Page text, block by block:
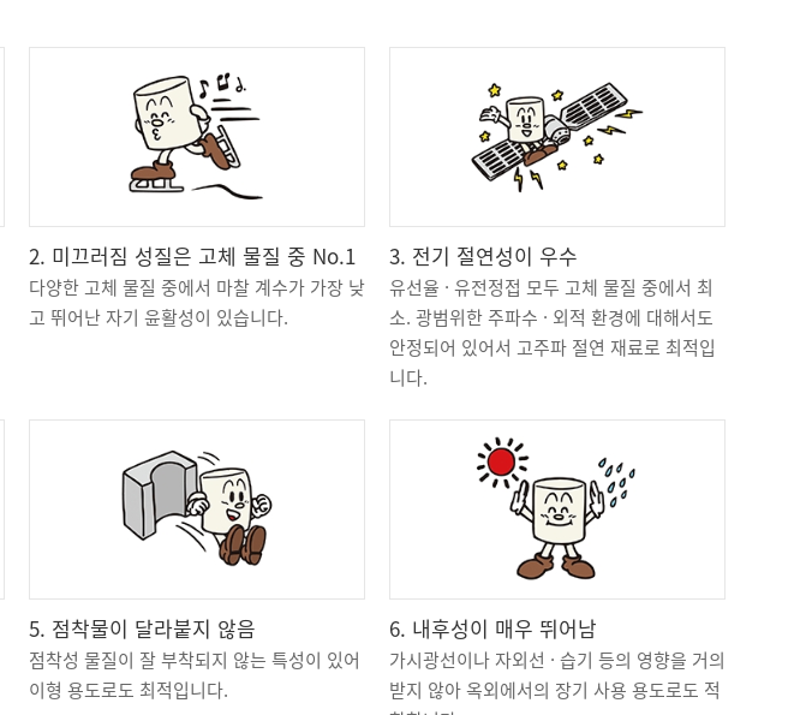
2. 미끄러짐 성질은 고체 물질 중 No.1
다양한 고체 물질 중에서 마찰 계수가 가장 낮
고 뛰어난 자기 윤활성이 있습니다.
3. 전기 절연성이 우수
유선율 · 유전정접 모두 고체 물질 중에서 최
소. 광범위한 주파수 · 외적 환경에 대해서도
안정되어 있어서 고주파 절연 재료로 최적입
니다.
5. 점착물이 달라붙지 않음
점착성 물질이 잘 부착되지 않는 특성이 있어
이형 용도로도 최적입니다.
6. 내후성이 매우 뛰어남
가시광선이나 자외선 · 습기 등의 영향을 거의
받지 않아 옥외에서의 장기 사용 용도로도 적